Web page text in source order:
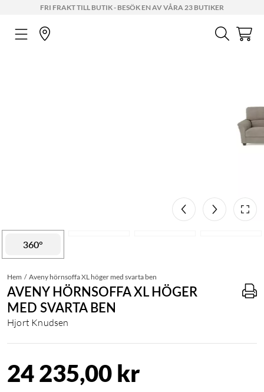
FRI FRAKT TILL BUTIK - BESÖK EN AV VÅRA 23 BUTIKER
360°
Hem Aveny hörnsoffa XL höger med svarta ben
AVENY HÖRNSOFFA XL HÖGER
MED SVARTA BEN
Hjort Knudsen
24 235,00 kr